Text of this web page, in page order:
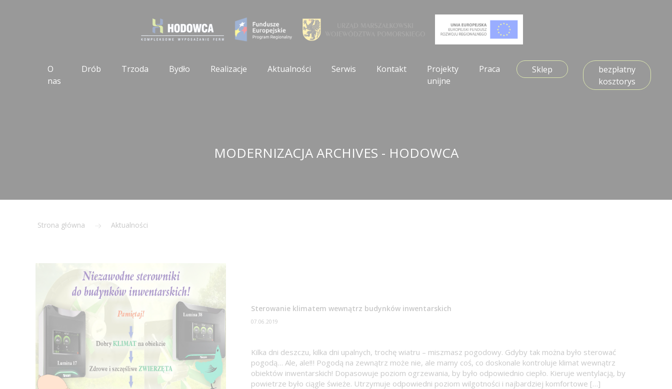
O
nas
Drób Trzoda Bydło Realizacje Aktualności Serwis Kontakt
Projekty
unijne
Praca Sklep
bezpłatny
kosztorys
MODERNIZACJA ARCHIVES - HODOWCA
Strona główna Aktualności
Sterowanie klimatem wewnątrz budynków inwentarskich
07.06.2019
Kilka dni deszczu, kilka dni upalnych, trochę wiatru – miszmasz pogodowy. Gdyby tak można było sterować
pogodą… Ale, ale!‼️ Pogodą na zewnątrz może nie, ale mamy coś, co doskonale kontroluje klimat wewnątrz
obiektów inwentarskich! Dopasowuje poziom ogrzewania, by było odpowiednio ciepło. Kieruje wentylacją, by
powietrze było ciągle świeże. Utrzymuje odpowiedni poziom wilgotności i najbardziej komfortowe […]